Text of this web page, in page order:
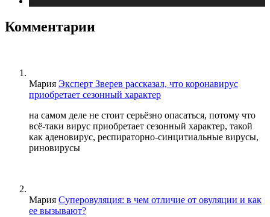
Комментарии
Мария Эксперт Зверев рассказал, что коронавирус
приобретает сезонный характер
на самом деле не стоит серьёзно опасаться, потому что
всё-таки вирус приобретает сезонный характер, такой
как аденовирус, респираторно-синцитиальные вирусы,
риновирусы
Мария Суперовуляция: в чем отличие от овуляции и как
ее вызывают?